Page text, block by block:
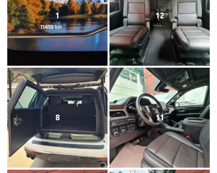
1 12
8 11